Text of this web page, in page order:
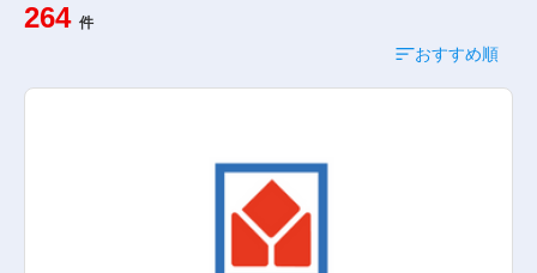
264 件
おすすめ順